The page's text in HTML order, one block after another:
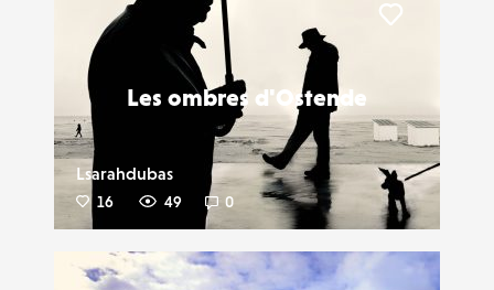
Les ombres d'Ostende
Lsarahdubas
16 49 0